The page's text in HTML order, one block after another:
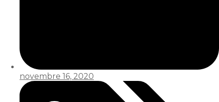
novembre 16, 2020